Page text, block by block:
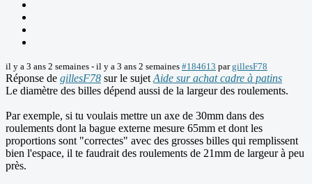
il y a 3 ans 2 semaines - il y a 3 ans 2 semaines #184613 pargillesF78
Réponse de gillesF78 sur le sujet Aide sur achat cadre à patins
Le diamètre des billes dépend aussi de la largeur des roulements.
Par exemple, si tu voulais mettre un axe de 30mm dans des
roulements dont la bague externe mesure 65mm et dont les
proportions sont "correctes" avec des grosses billes qui remplissent
bien l'espace, il te faudrait des roulements de 21mm de largeur à peu
près.